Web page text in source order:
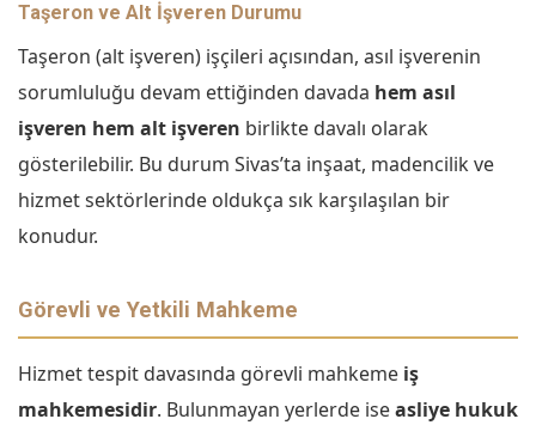
Taşeron ve Alt İşveren Durumu
Taşeron (alt işveren) işçileri açısından, asıl işverenin
sorumluluğu devam ettiğinden davada hem asıl
işveren hem alt işveren birlikte davalı olarak
gösterilebilir. Bu durum Sivas’ta inşaat, madencilik ve
hizmet sektörlerinde oldukça sık karşılaşılan bir
konudur.
Görevli ve Yetkili Mahkeme
Hizmet tespit davasında görevli mahkeme iş
mahkemesidir. Bulunmayan yerlerde iseasliye hukuk